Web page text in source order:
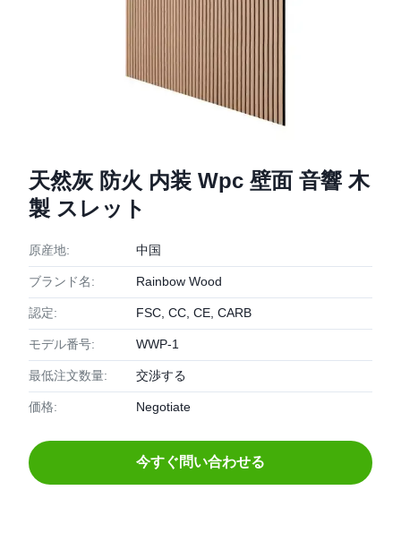
天然灰 防火 内装 Wpc 壁面 音響 木
製 スレット
原産地: 中国
ブランド名: Rainbow Wood
認定: FSC, CC, CE, CARB
モデル番号: WWP-1
最低注文数量: 交渉する
価格: Negotiate
今すぐ問い合わせる